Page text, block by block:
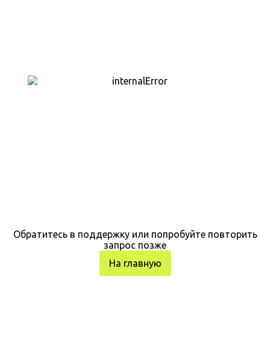
Обратитесь в поддержку или попробуйте повторить
запрос позже
На главную